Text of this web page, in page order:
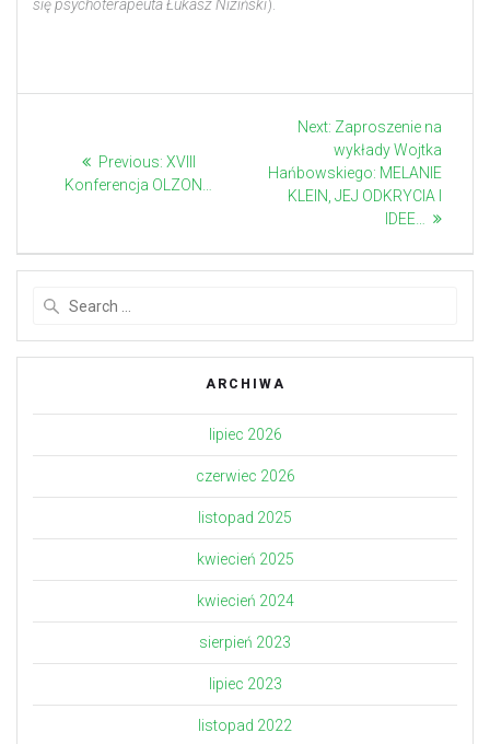
się psychoterapeutaŁukasz Niziński).
wpisuPrevious: Previous
post:
XVIII
Konferencja OLZON…
Next: Next
post:
Zaproszenie na
wykłady Wojtka
Hańbowskiego: MELANIE
KLEIN, JEJ ODKRYCIA I
IDEE…
ARCHIWA
lipiec 2026
czerwiec 2026
listopad 2025
kwiecień 2025
kwiecień 2024
sierpień 2023
lipiec 2023
listopad 2022